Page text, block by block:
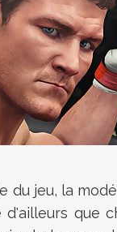
du jeu, la
d'ailleurs que